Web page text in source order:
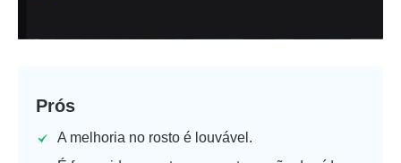
Prós
A melhoria no rosto é louvável.